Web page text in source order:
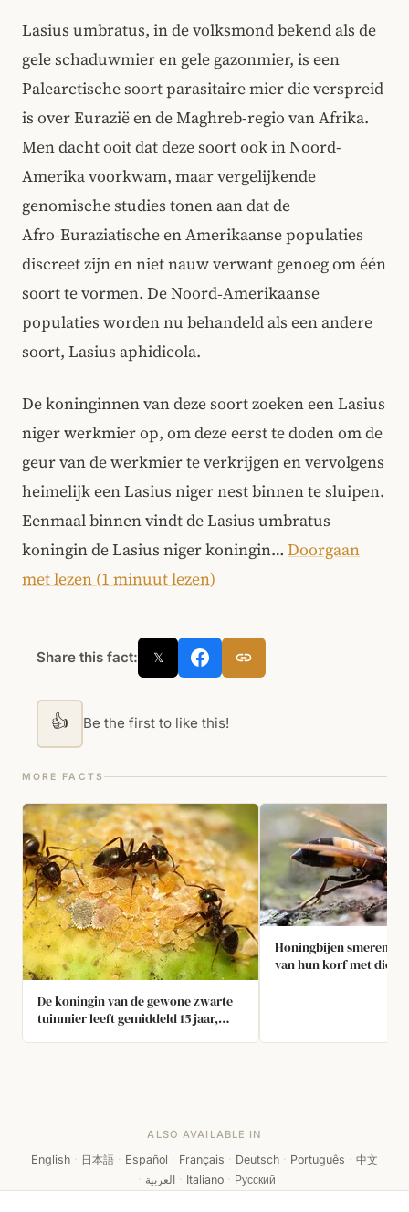
Lasius umbratus, in de volksmond bekend als de
gele schaduwmier en gele gazonmier, is een
Palearctische soort parasitaire mier die verspreid
is over Eurazië en de Maghreb-regio van Afrika.
Men dacht ooit dat deze soort ook in Noord-
Amerika voorkwam, maar vergelijkende
genomische studies tonen aan dat de
Afro‑Euraziatische en Amerikaanse populaties
discreet zijn en niet nauw verwant genoeg om één
soort te vormen. De Noord‑Amerikaanse
populaties worden nu behandeld als een andere
soort, Lasius aphidicola.
De koninginnen van deze soort zoeken een Lasius
niger werkmier op, om deze eerst te doden om de
geur van de werkmier te verkrijgen en vervolgens
heimelijk een Lasius niger nest binnen te sluipen.
Eenmaal binnen vindt de Lasius umbratus
koningin de Lasius niger koningin… Doorgaan
met lezen (1 minuut lezen)
Share this fact: 𝕏
👍 Be the first to like this!
MORE FACTS
De koningin van de gewone zwarte
tuinmier leeft gemiddeld 15 jaar,
Honingbijen smeren de
van hun korf met
ALSO AVAILABLE IN
English · 日本語 · Español · Français · Deutsch · Português · 中文
· العربية · Italiano · Русский